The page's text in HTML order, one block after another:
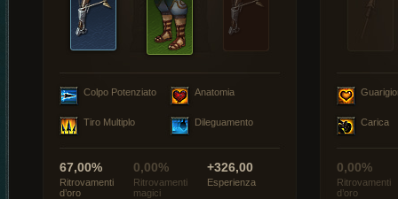
Colpo Potenziato Anatomia
Tiro Multiplo Dileguamento
67,00%
Ritrovamenti
d’oro
0,00%
Ritrovamenti
magici
+326,00
Esperienza
Carica
0,00%
Ritrovamenti
d’oro